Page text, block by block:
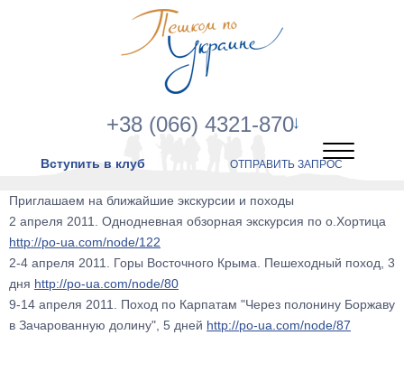
+38 (066) 4321-870
Вступить в клуб ОТПРАВИТЬ ЗАПРОС
Приглашаем на ближайшие экскурсии и походы
2 апреля 2011. Однодневная обзорная экскурсия по о.Хортица
http://po-ua.com/node/122
2-4 апреля 2011. Горы Восточного Крыма. Пешеходный поход, 3
дня http://po-ua.com/node/80
9-14 апреля 2011. Поход по Карпатам "Через полонину Боржаву
в Зачарованную долину", 5 дней http://po-ua.com/node/87